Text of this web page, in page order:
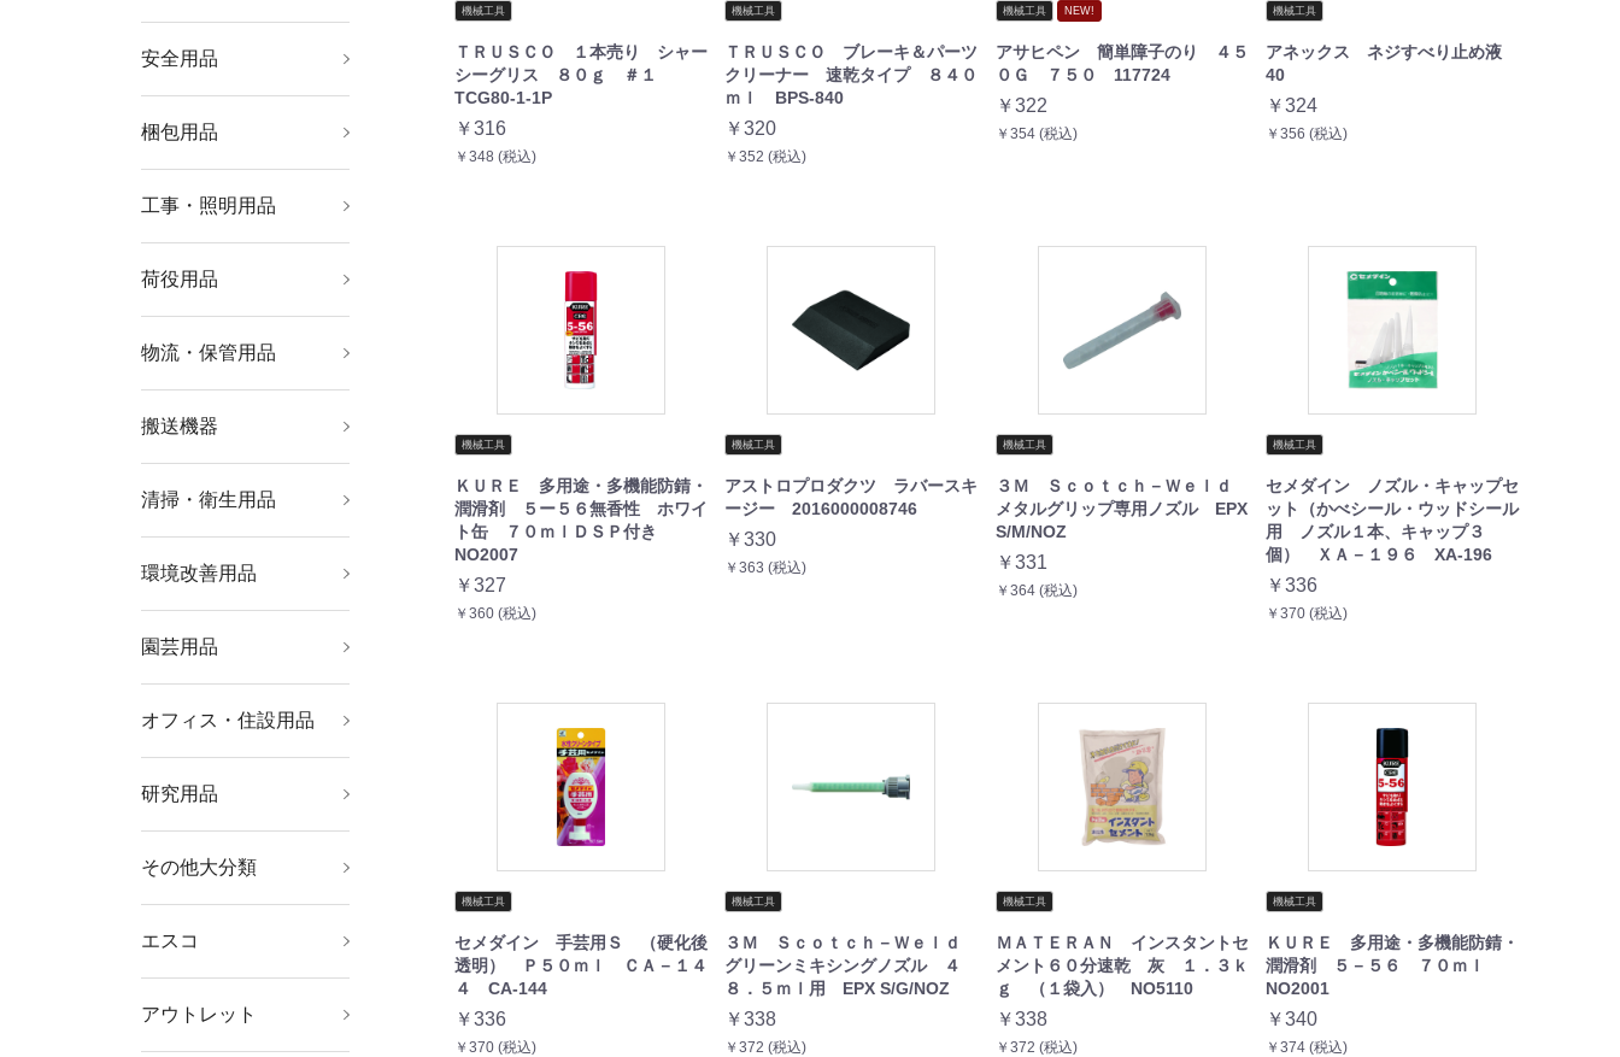
安全用品 安全用品
標識・標示
梱包用品 シート・ロープ
梱包結束用品
テープ用品
工事・照明用品 土木作業・大工用品
塗装・内装用品
溶接用品
管工機材
ポンプ
発電機
コードリール・延長コ
作業灯・照明用品
はしご・脚立
荷役用品
チェンブロック・クレ
吊りクランプ・スリン
ウインチ・ジャッキ
物流・保管用品 物品棚
作業台
ツールワゴン
工場用保管設備
コンテナ・パレット
収納用品
搬送機器 運搬台車
運搬車輌機器
リフター・ハンドパレ
コンベヤ
清掃・衛生用品 清掃機器
清掃用品
床材用品
労働衛生用品
環境改善用品 暑さ対策用品
寒さ対策用品
冷暖房・空調機器
環境改善機器
害虫・害獣駆除用品
防災・防犯用品
園芸用品 ホース・散水用品
緑化用品
オフィス・住設用品オフィス家具
ＯＡ用品
物置・エクステリア用
文房具
オフィス備品
研究用品 ボトル・容器
厨房用品
研究機器
理化学用品
クリーンルーム関連用
その他大分類 その他中分類
エスコ
電気工事用道具、絶縁
道具、工事現場作業灯
冷凍・空調工具・配管
部材、クーラー・扇風
現場用安全具、標識、
バリケード、屋内安全
防爆工具、水道・ガス
工作機械用クランプ、
ドリルチャック、クー
ラント、ミニバイス
切削工具
チェーンブロック、ス
リング、クランプ・ア
クセサリ、マグネット
リフター
マグネット
ライト・照明器具、電
機械部品
事務用品（筆記具、文
防犯・防災用品、ミラ
道具箱・腰袋、収納ケ
ース、ツールキャビネ
ット、作業台、棚
安全保護具
弱電用工具
ガス・電気溶接、ロウ
建築金物及び家具金物
（スチール、木材）
荷造・包装用品、運搬
はさみ、カッターナイ
たがね、スクレーパ、
ポンチ、サービスミラ
ー、ねじ修正工具
ボルト、小ねじ、ナッ
電動工具、発電機、ト
ランス、コードリー
ジャッキ、プーラー、
荷締機・荷締部品
テスター及び計測器
継手、ホース・結束バ
ンド、（配管・配線）
水栓金具・部品
測定工具
修理・メンテナンス材
料（棒材、管材、板
屋外作業用品、迷彩・
オイル・グリース用関
連用品及び工具、部品
エアーコンプレッサ
ー、エアー工具、エア
ーホースリール、空圧
機器
自動車専用整備工具
部品洗浄用品、工業用
ワイパー、水・油吸着
粘着テープ、接着剤、
塗料・マーカー、グリ
時計用工具、ルーペ、
半田ごて、ミニトー
チ、ヒートカッター
家電、健康器具、日用
板金・石膏・左官・ダ
イク・内装・塗装・ガ
清掃用品
オフィス機器、ＯＡ用
品、備品、かばん、オ
やすり、砥石、研磨
材、ワイヤーブラシ
スパナ、めがね、ソケ
ット、インパクトソケ
ット、打撃用レンチ
アウトレット
機械工具
ＴＲＵＳＣＯ １本売り シャー
シーグリス ８０ｇ ＃１
TCG80-1-1P
￥316
￥348 (税込)
機械工具
ＴＲＵＳＣＯ ブレーキ＆パーツ
クリーナー 速乾タイプ ８４０
ｍｌ BPS-840
￥320
￥352 (税込)
機械工具 NEW!
アサヒペン 簡単障子のり ４５
０Ｇ ７５０ 117724
￥322
￥354 (税込)
機械工具
アネックス ネジすべり止め液
40
￥324
￥356 (税込)
機械工具
ＫＵＲＥ 多用途・多機能防錆・
潤滑剤 ５ー５６無香性 ホワイ
ト缶 ７０ｍｌＤＳＰ付き
NO2007
￥327
￥360 (税込)
機械工具
アストロプロダクツ ラバースキ
ージー 2016000008746
￥330
￥363 (税込)
機械工具
３Ｍ Ｓｃｏｔｃｈ－Ｗｅｌｄ
メタルグリップ専用ノズル EPX
S/M/NOZ
￥331
￥364 (税込)
機械工具
セメダイン ノズル・キャップセ
ット（かべシール・ウッドシール
用 ノズル１本、キャップ３
個） ＸＡ－１９６ XA-196
￥336
￥370 (税込)
機械工具
セメダイン 手芸用Ｓ （硬化後
透明） Ｐ５０ｍｌ ＣＡ－１４
４ CA-144
￥336
￥370 (税込)
機械工具
３Ｍ Ｓｃｏｔｃｈ－Ｗｅｌｄ
グリーンミキシングノズル ４
８．５ｍｌ用 EPX S/G/NOZ
￥338
￥372 (税込)
機械工具
ＭＡＴＥＲＡＮ インスタントセ
メント６０分速乾 灰 １．３ｋ
ｇ （１袋入） NO5110
￥338
￥372 (税込)
機械工具
ＫＵＲＥ 多用途・多機能防錆・
潤滑剤 ５－５６ ７０ｍｌ
NO2001
￥340
￥374 (税込)